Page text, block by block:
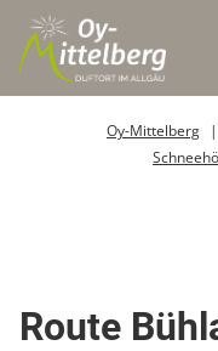
Oy-Mittelberg
Route